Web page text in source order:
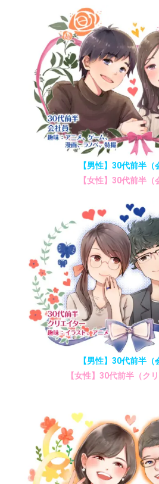
【男性】30代前半（
【女性】30代前半（
【男性】30代前半（
【女性】30代前半（ク